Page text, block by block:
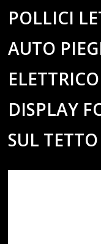
POLLICI
AUTO
DISPLAY
SUL